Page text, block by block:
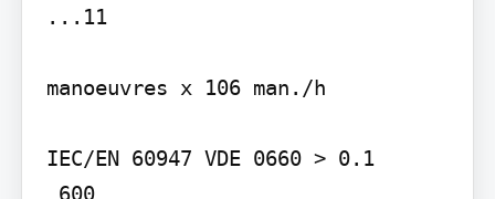
...11
manoeuvres x 106 man./h
IEC/EN 60947 VDE 0660 > 0.1